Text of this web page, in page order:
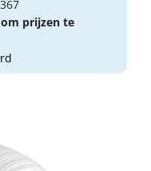
om prijzen te